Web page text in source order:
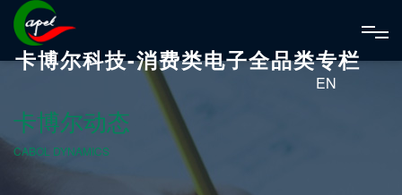
卡博尔科技-消费类电子全品类专栏
EN
卡博尔动态
CABOL DYNAMICS